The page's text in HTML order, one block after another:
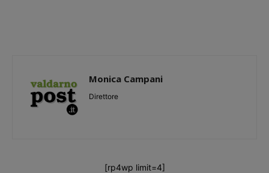
Monica Campani
Direttore
[rp4wp limit=4]